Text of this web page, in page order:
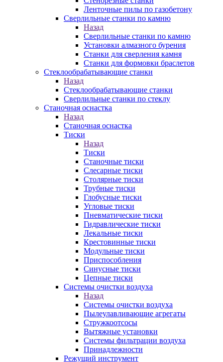
Ленточные пилы по газобетону
Сверлильные станки по камню
Назад
Сверлильные станки по камню
Установки алмазного бурения
Станки для сверления камня
Станки для формовки браслетов
Стеклообрабатывающие станки
Назад
Стеклообрабатывающие станки
Сверлильные станки по стеклу
Станочная оснастка
Назад
Станочная оснастка
Тиски
Назад
Тиски
Станочные тиски
Слесарные тиски
Столярные тиски
Трубные тиски
Глобусные тиски
Угловые тиски
Пневматические тиски
Гидравлические тиски
Лекальные тиски
Крестовинные тиски
Модульные тиски
Приспособления
Синусные тиски
Цепные тиски
Системы очистки воздуха
Назад
Системы очистки воздуха
Пылеулавливающие агрегаты
Стружкоотсосы
Вытяжные установки
Системы фильтрации воздуха
Принадлежности
Режущий инструмент